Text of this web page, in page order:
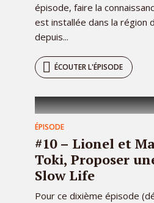
épisode, faire la
est installée dans la région
depuis...
ÉCOUTER L'ÉPISODE
ÉPISODE
#10 – Lionel et
Toki, Proposer
Slow Life
Pour ce dixième épisode